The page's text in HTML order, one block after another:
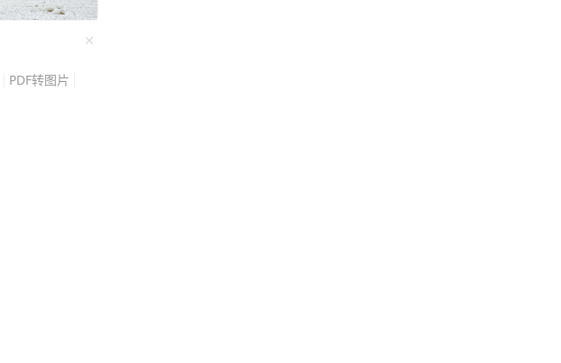
PDF转图片